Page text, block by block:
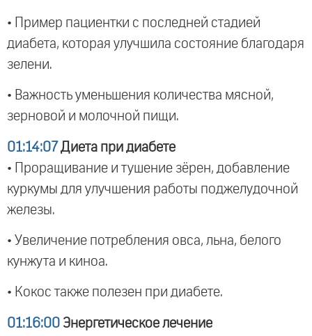
• Пример пациентки с последней стадией
диабета, которая улучшила состояние благодаря
зелени.
• Важность уменьшения количества мясной,
зерновой и молочной пищи.
01:14:07 Диета при диабете
• Проращивание и тушение зёрен, добавление
куркумы для улучшения работы поджелудочной
железы.
• Увеличение потребления овса, льна, белого
кунжута и киноа.
• Кокос также полезен при диабете.
01:16:00 Энергетическое лечение